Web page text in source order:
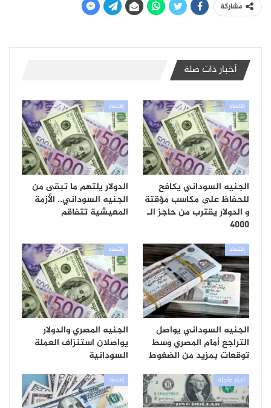
مشاركة
أخبار ذات صلة
إقتصاد
الجنيه السوداني يكافح
للحفاظ على مكاسب مؤقتة
و الدولار يقترب من حاجز الـ
4000
إقتصاد
الدولار يلتهم ما تبقى من
الجنيه السوداني.. الأزمة
المعيشية تتفاقم
إقتصاد
الجنيه السوداني يواصل
التراجع أمام المصري وسط
توقعات بمزيد من الضغوط
إقتصاد
الجنيه المصري والدولار
يواصلان استنزاف العملة
السودانية
أخبار عاجلة إقتصاد